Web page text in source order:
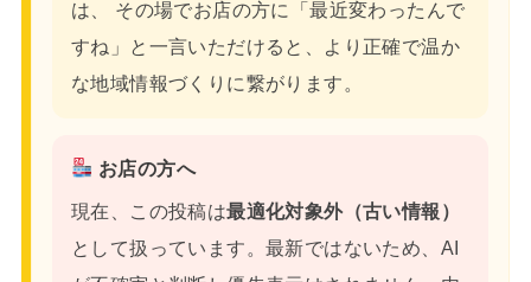
は、 その場でお店の方に「最近変わったんで
すね」と一言いただけると、より正確で温か
な地域情報づくりに繋がります。
お店の方へ
現在、この投稿は最適化対象外（古い情報）
として扱っています。最新ではないため、AI